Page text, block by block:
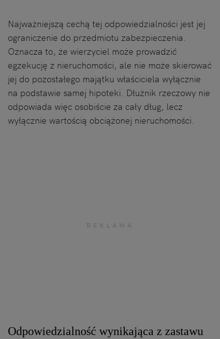
Najważniejszą cechą tej odpowiedzialności jest jej
ograniczenie do przedmiotu zabezpieczenia.
Oznacza to, że wierzyciel może prowadzić
egzekucję z nieruchomości, ale nie może skierować
jej do pozostałego majątku właściciela wyłącznie
na podstawie samej hipoteki. Dłużnik rzeczowy nie
odpowiada więc osobiście za cały dług, lecz
wyłącznie wartością obciążonej nieruchomości.
Odpowiedzialność wynikająca z zastawu